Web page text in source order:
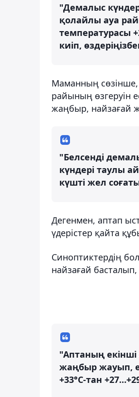
"Демалыс
қолайлы ауа
температурасы
киіп,
Маманның сөзінше,
райының өзгеруін
жаңбыр, найзағай
"Белсенді
күндері таулы
күшті жел
Дегенмен, аптап
үдерістер қайта
Синоптиктердің
найзағай
"Аптаның
жаңбыр жауып,
+33°С-тан